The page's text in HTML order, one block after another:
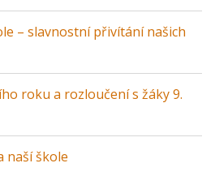
– slavnostní přivítání našich
roku a rozloučení s žáky 9.
naší škole